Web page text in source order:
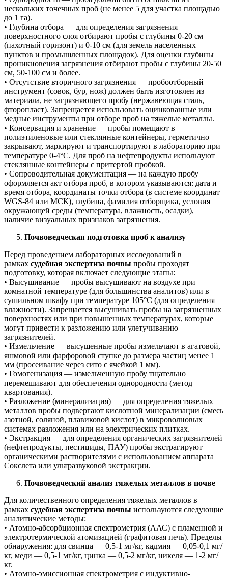
нескольких точечных проб (не менее 5 для участка площадью
до 1 га).
• Глубина отбора — для определения загрязнения
поверхностного слоя отбирают пробы с глубины 0-20 см
(пахотный горизонт) и 0-10 см (для земель населенных
пунктов и промышленных площадок). Для оценки глубины
проникновения загрязнения отбирают пробы с глубины 20-50
см, 50-100 см и более.
• Отсутствие вторичного загрязнения — пробоотборный
инструмент (совок, бур, нож) должен быть изготовлен из
материала, не загрязняющего пробу (нержавеющая сталь,
фторопласт). Запрещается использовать оцинкованные или
медные инструменты при отборе проб на тяжелые металлы.
• Консервация и хранение — пробы помещают в
полиэтиленовые или стеклянные контейнеры, герметично
закрывают, маркируют и транспортируют в лабораторию при
температуре 0-4°C. Для проб на нефтепродукты используют
стеклянные контейнеры с притертой пробкой.
• Сопроводительная документация — на каждую пробу
оформляется акт отбора проб, в котором указываются: дата и
время отбора, координаты точки отбора (в системе координат
WGS-84 или МСК), глубина, фамилия отборщика, условия
окружающей среды (температура, влажность, осадки),
наличие визуальных признаков загрязнения.
Почвоведческая подготовка проб к анализу
Перед проведением лабораторных исследований в
рамках судебная экспертиза почвы пробы проходят
подготовку, которая включает следующие этапы:
• Высушивание — пробы высушивают на воздухе при
комнатной температуре (для большинства аналитов) или в
сушильном шкафу при температуре 105°C (для определения
влажности). Запрещается высушивать пробы на загрязненных
поверхностях или при повышенных температурах, которые
могут привести к разложению или улетучиванию
загрязнителей.
• Измельчение — высушенные пробы измельчают в агатовой,
яшмовой или фарфоровой ступке до размера частиц менее 1
мм (просеивание через сито с ячейкой 1 мм).
• Гомогенизация — измельченную пробу тщательно
перемешивают для обеспечения однородности (метод
квартования).
• Разложение (минерализация) — для определения тяжелых
металлов пробы подвергают кислотной минерализации (смесь
азотной, соляной, плавиковой кислот) в микроволновых
системах разложения или на электрических плитках.
• Экстракция — для определения органических загрязнителей
(нефтепродукты, пестициды, ПАУ) пробы экстрагируют
органическими растворителями с использованием аппарата
Сокслета или ультразвуковой экстракции.
Почвоведческий анализ тяжелых металлов в почве
Для количественного определения тяжелых металлов в
рамках судебная экспертиза почвы используются следующие
аналитические методы:
• Атомно-абсорбционная спектрометрия (ААС) с пламенной и
электротермической атомизацией (графитовая печь). Пределы
обнаружения: для свинца — 0,5-1 мг/кг, кадмия — 0,05-0,1 мг/
кг, меди — 0,5-1 мг/кг, цинка — 0,5-2 мг/кг, никеля — 1-2 мг/
кг.
• Атомно-эмиссионная спектрометрия с индуктивно-